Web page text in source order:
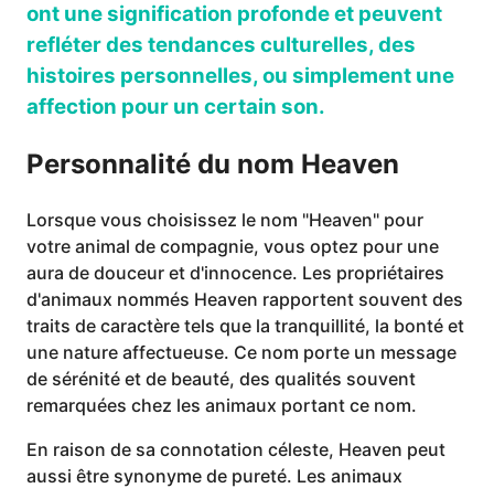
ont une signification profonde et peuvent
refléter des tendances culturelles, des
histoires personnelles, ou simplement une
affection pour un certain son.
Personnalité du nom Heaven
Lorsque vous choisissez le nom "Heaven" pour
votre animal de compagnie, vous optez pour une
aura de douceur et d'innocence. Les propriétaires
d'animaux nommés Heaven rapportent souvent des
traits de caractère tels que la tranquillité, la bonté et
une nature affectueuse. Ce nom porte un message
de sérénité et de beauté, des qualités souvent
remarquées chez les animaux portant ce nom.
En raison de sa connotation céleste, Heaven peut
aussi être synonyme de pureté. Les animaux